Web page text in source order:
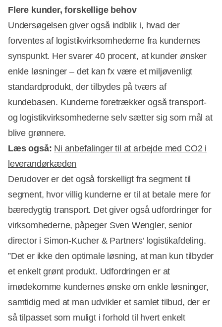
Flere kunder, forskellige behov
Undersøgelsen giver også indblik i, hvad der
forventes af logistikvirksomhederne fra kundernes
synspunkt. Her svarer 40 procent, at kunder ønsker
enkle løsninger – det kan fx være et miljøvenligt
standardprodukt, der tilbydes på tværs af
kundebasen. Kunderne foretrækker også transport-
og logistikvirksomhederne selv sætter sig som mål at
blive grønnere.
Læs også: Ni anbefalinger til at arbejde med CO2 i
leverandørkæden
Derudover er det også forskelligt fra segment til
segment, hvor villig kunderne er til at betale mere for
bæredygtig transport. Det giver også udfordringer for
virksomhederne, påpeger Sven Wengler, senior
director i Simon-Kucher & Partners’ logistikafdeling.
”Det er ikke den optimale løsning, at man kun tilbyder
et enkelt grønt produkt. Udfordringen er at
imødekomme kundernes ønske om enkle løsninger,
samtidig med at man udvikler et samlet tilbud, der er
så tilpasset som muligt i forhold til hvert enkelt